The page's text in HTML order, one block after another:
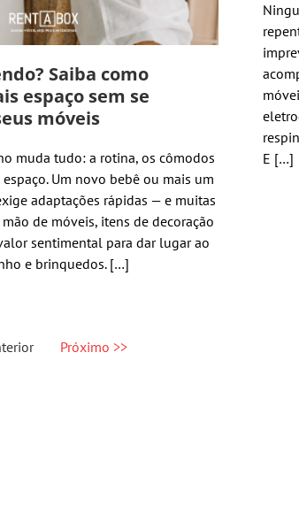
Saiba como
espaço sem se
móveis
muda tudo: a rotina, os cômodos
Um novo bebê ou mais um
adaptações rápidas — e muitas
de móveis, itens de decoração
sentimental para dar lugar ao
e brinquedos. […]
E […]
Próximo >>